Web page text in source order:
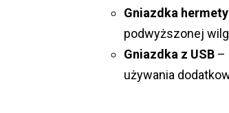
Gniazdka
podwyższonej
Gniazdka z USB –
używania